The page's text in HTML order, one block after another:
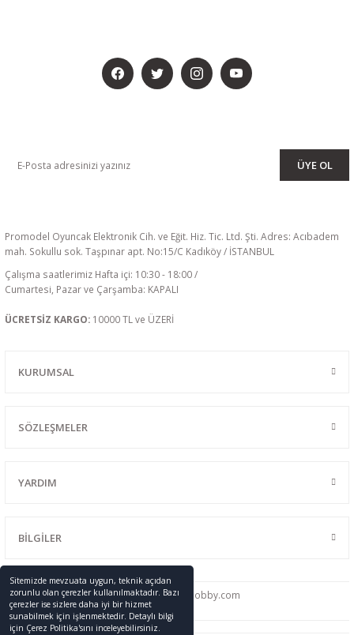
Sitemizde mevzuata uygun, teknik açıdan
zorunlu olan çerezler kullanılmaktadır. Bazı
çerezler ise sizlere daha iyi bir hizmet
sunabilmek için işlenmektedir. Detaylı bilgi
için Çerez Politika'sını inceleyebilirsiniz.
ÜYE OL
Promodel Oyuncak Elektronik Cih. ve Eğit. Hiz. Tic. Ltd. Şti. Adres: Acıbadem
mah. Sokullu sok. Taşpınar apt. No:15/C Kadıköy / İSTANBUL
Çalışma saatlerimiz Hafta içi: 10:30 - 18:00 /
Cumartesi, Pazar ve Çarşamba: KAPALI
ÜCRETSİZ KARGO: 10000 TL ve ÜZERİ
KURUMSAL
SÖZLEŞMELER
YARDIM
BİLGİLER
0216 428 46 91 info@promodelhobby.com